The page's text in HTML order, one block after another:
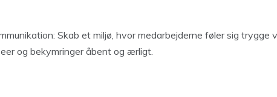
Skab et miljø, hvor medarbejderne føler sig trygge
og bekymringer åbent og ærligt.